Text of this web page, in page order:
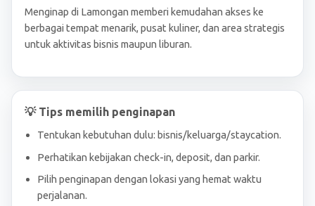
Menginap di Lamongan memberi kemudahan akses ke
berbagai tempat menarik, pusat kuliner, dan area strategis
untuk aktivitas bisnis maupun liburan.
💡 Tips memilih penginapan
Tentukan kebutuhan dulu: bisnis/keluarga/staycation.
Perhatikan kebijakan check-in, deposit, dan parkir.
Pilih penginapan dengan lokasi yang hemat waktu
perjalanan.